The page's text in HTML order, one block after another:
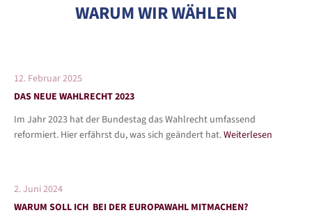
WARUM WIR WÄHLEN
12. Februar 2025
DAS NEUE WAHLRECHT 2023
Im Jahr 2023 hat der Bundestag das Wahlrecht umfassend
reformiert. Hier erfährst du, was sich geändert hat.Weiterlesen
2. Juni 2024
WARUM SOLL ICH BEI DER EUROPAWAHL MITMACHEN?